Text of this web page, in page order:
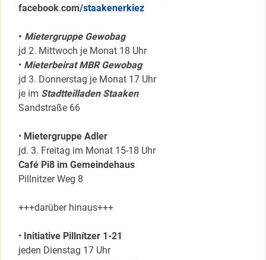
facebook.com/staakenerkiez
• Mietergruppe Gewobag
jd 2. Mittwoch je Monat 18 Uhr
• Mieterbeirat MBR Gewobag
jd 3. Donnerstag je Monat 17 Uhr
je im Stadtteilladen Staaken
Sandstraße 66
• Mietergruppe Adler
jd. 3. Freitag im Monat 15-18 Uhr
Café Pi8 im Gemeindehaus
Pillnitzer Weg 8
+++darüber hinaus+++
• Initiative Pillnítzer 1-21
jeden Dienstag 17 Uhr